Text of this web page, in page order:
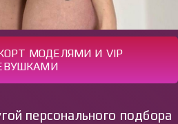
МОДЕЛЯМИ И VIP
персонального подбора